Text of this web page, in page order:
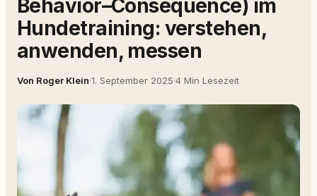
Behavior–Consequence) im
Hundetraining: verstehen,
anwenden, messen
Von Roger Klein·1. September 2025·4 Min Lesezeit